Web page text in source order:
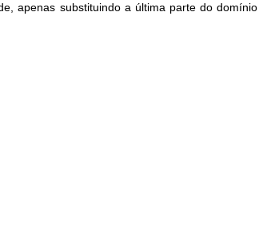
apenas substituindo a última parte do domínio